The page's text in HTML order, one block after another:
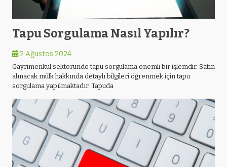
Tapu Sorgulama Nasıl Yapılır?
2 Ağustos 2024
Gayrimenkul sektöründe tapu sorgulama önemli bir işlemdir. Satın
alınacak mülk hakkında detaylı bilgileri öğrenmek için tapu
sorgulama yapılmaktadır. Tapuda